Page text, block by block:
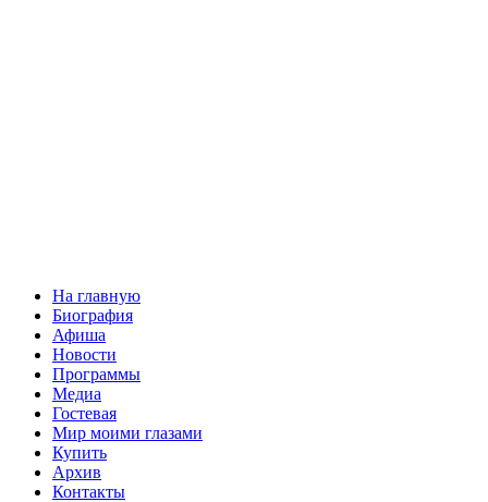
На главную
Биография
Афиша
Новости
Программы
Медиа
Гостевая
Мир моими глазами
Купить
Архив
Контакты